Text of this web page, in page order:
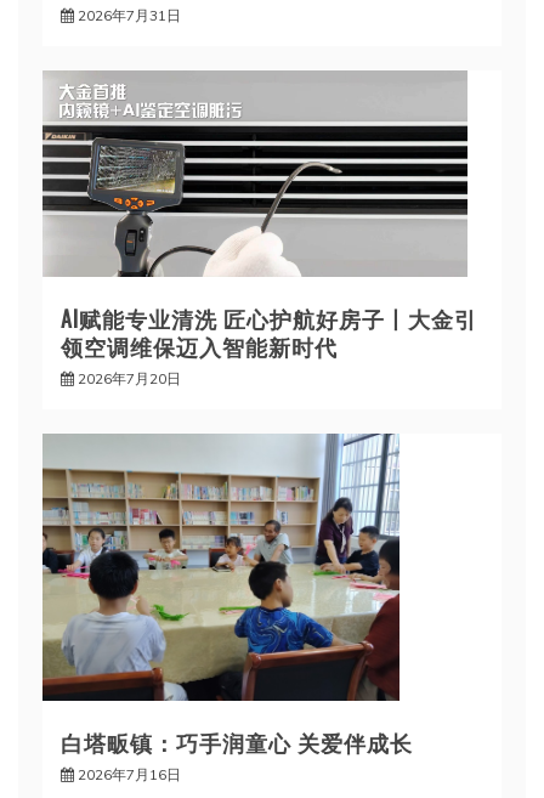
2026年7月31日
AI赋能专业清洗 匠心护航好房子丨大金引
领空调维保迈入智能新时代
2026年7月20日
白塔畈镇：巧手润童心 关爱伴成长
2026年7月16日